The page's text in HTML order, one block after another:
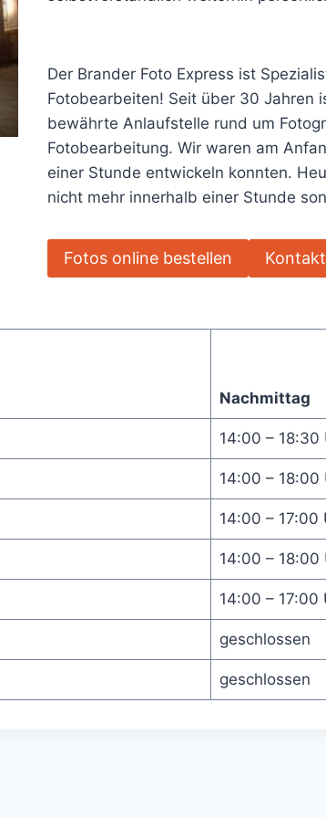
Der Brander Foto Express ist
Fotobearbeiten! Seit über 30 Jahren
bewährte Anlaufstelle rund um
Fotobearbeitung. Wir waren am
einer Stunde entwickeln konnten.
nicht mehr innerhalb einer Stunde
Fotos online bestellen Kontakt
Nachmittag
14:00 – 18:30
14:00 – 18:00
14:00 – 17:00
14:00 – 18:00
14:00 – 17:00
geschlossen
geschlossen